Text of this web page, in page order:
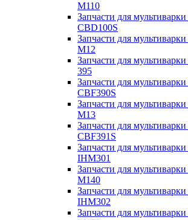
M110
Запчасти для
CBD100S
Запчасти для
M12
Запчасти для
395
Запчасти для
CBF390S
Запчасти для
M13
Запчасти для
CBF391S
Запчасти для
IHM301
Запчасти для
M140
Запчасти для
IHM302
Запчасти для